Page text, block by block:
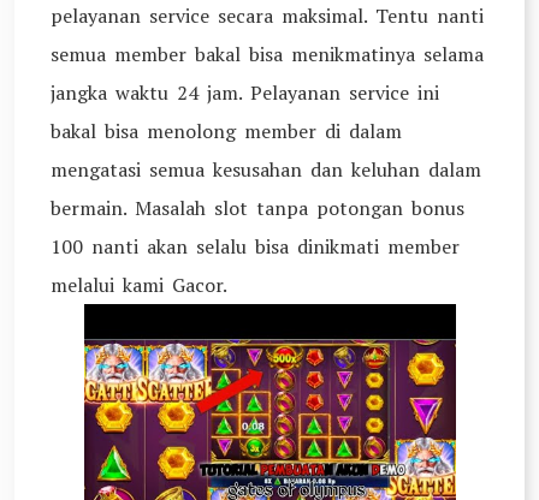
pelayanan service secara maksimal. Tentu nanti
semua member bakal bisa menikmatinya selama
jangka waktu 24 jam. Pelayanan service ini
bakal bisa menolong member di dalam
mengatasi semua kesusahan dan keluhan dalam
bermain. Masalah slot tanpa potongan bonus
100 nanti akan selalu bisa dinikmati member
melalui kami Gacor.